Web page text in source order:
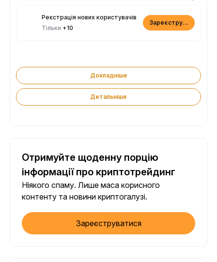
Реєстрація нових користувачів
Тільки +10
Зареєструватися
Докладніше
Детальніше
Отримуйте щоденну порцію
інформації про криптотрейдинг
Ніякого спаму. Лише маса корисного
контенту та новини криптогалузі.
Зареєструватися